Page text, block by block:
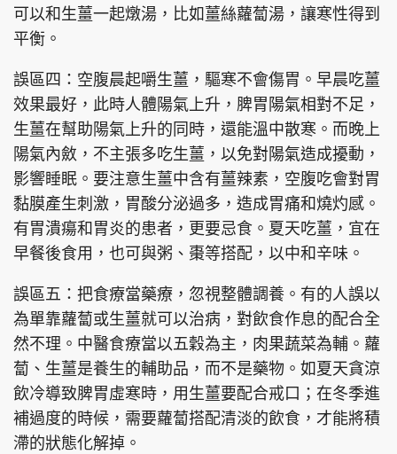
頭條日報 星島環球 The Standard
親子王 Oh!爸媽 JobMarket
頭條搵工 EDUPLUS
關於我們
聯絡我們
隱私政策聲明
使用條款
版權及免責聲明
可以和生薑一起燉湯，比如薑絲蘿蔔湯，讓寒性得到
平衡。
誤區四：空腹晨起嚼生薑，驅寒不會傷胃。早晨吃薑
效果最好，此時人體陽氣上升，脾胃陽氣相對不足，
生薑在幫助陽氣上升的同時，還能溫中散寒。而晚上
陽氣內斂，不主張多吃生薑，以免對陽氣造成擾動，
影響睡眠。要注意生薑中含有薑辣素，空腹吃會對胃
黏膜產生刺激，胃酸分泌過多，造成胃痛和燒灼感。
有胃潰瘍和胃炎的患者，更要忌食。夏天吃薑，宜在
早餐後食用，也可與粥、棗等搭配，以中和辛味。
誤區五：把食療當藥療，忽視整體調養。有的人誤以
為單靠蘿蔔或生薑就可以治病，對飲食作息的配合全
然不理。中醫食療當以五穀為主，肉果蔬菜為輔。蘿
蔔、生薑是養生的輔助品，而不是藥物。如夏天貪涼
飲冷導致脾胃虛寒時，用生薑要配合戒口；在冬季進
補過度的時候，需要蘿蔔搭配清淡的飲食，才能將積
滯的狀態化解掉。